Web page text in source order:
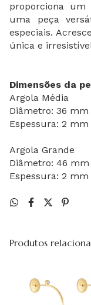
proporciona
uma peça
especiais.
única e
Dimensões da
Argola Média
Diâmetro: 36 mm
Espessura: 2 mm
Argola Grande
Diâmetro: 46 mm
Espessura: 2 mm
Produtos